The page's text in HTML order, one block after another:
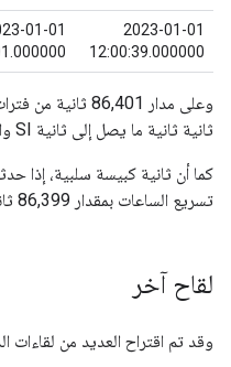
2023-01-01
12:00:39.000000
01-01
ثانية ثانية ما يصل إلى ثانية SI واحدة إضافية مطلوبة من القفزة.
كما أن ثانية كبيسة سلبية، إذا
تسريع الساعات بمقدار 86,399 ثانية خلال فترة الظهيرة.
لقاح آخر
وقد تم اقتراح العديد من لقاءات